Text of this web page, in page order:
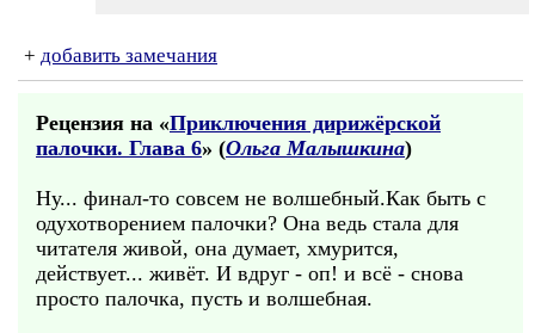
+ добавить замечания
Рецензия на «Приключения дирижёрской
палочки. Глава 6» (Ольга Малышкина)
Ну... финал-то совсем не волшебный.Как быть с
одухотворением палочки? Она ведь стала для
читателя живой, она думает, хмурится,
действует... живёт. И вдруг - оп! и всё - снова
просто палочка, пусть и волшебная.